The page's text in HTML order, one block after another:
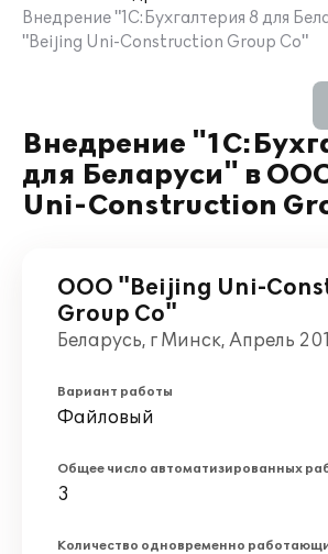
Внедрение "1С:Бухгалтерия 8 для
"Beijing Uni-Construction Group Co"
Внедрение
для Беларуси" в
Uni-Construction
ООО "Beijing Uni-
Group Co"
Беларусь, г Минск, Апрель
Вариант работы
Файловый
Общее число автоматизированных
3
Количество одновременно